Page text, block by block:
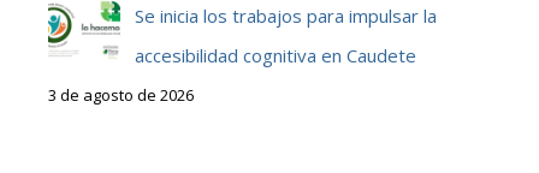
Se inicia los trabajos para impulsar la
accesibilidad cognitiva en Caudete
3 de agosto de 2026